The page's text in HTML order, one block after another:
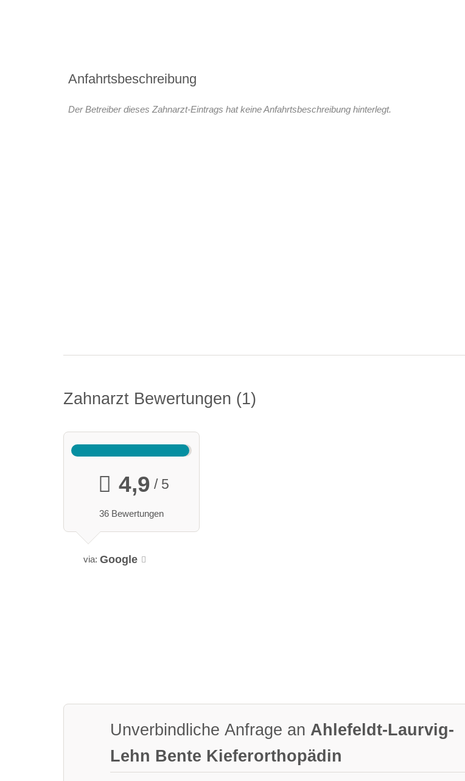
Anfahrtsbeschreibung
Der Betreiber dieses Zahnarzt-Eintrags hat keine Anfahrtsbeschreibung hinterlegt.
Zahnarzt Bewertungen 1
4,9 / 5
36 Bewertungen
via: Google
Unverbindliche Anfrage an Ahlefeldt-Laurvig-
Lehn Bente Kieferorthopädin